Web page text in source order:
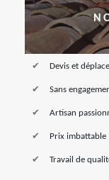
Devis et
Sans
Artisan
Prix imbattable
Travail de